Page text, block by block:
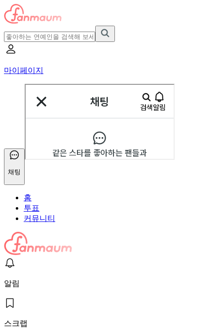
마이페이지
채팅
홈
투표
커뮤니티
알림
스크랩